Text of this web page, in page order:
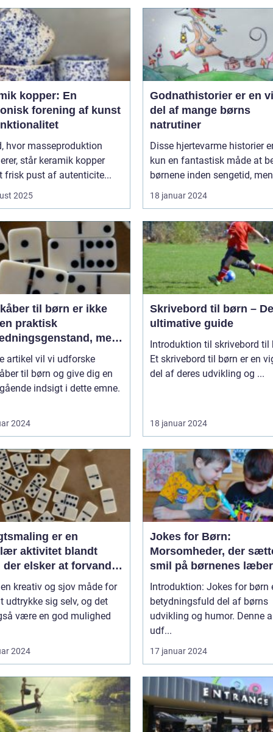
kopper: En
forening af kunst
hvor masseproduktion
står keramik kopper
frisk pust af autenticite...
2025
Godnathistorier er en
del af mange børns
natrutiner
Disse hjertevarme historier
kun en fantastisk måde at
børnene inden sengetid,
18 januar 2024
til børn er ikke
praktisk
men
kilde til hygge og
artikel vil vi udforske
til børn og give dig en
indsigt i dette emne.
2024
Skrivebord til børn –
ultimative guide
Introduktion til skrivebord til
Et skrivebord til børn er en
del af deres udvikling og ...
18 januar 2024
er en
aktivitet blandt
der elsker at forvandle
deres yndlingsfigurer
kreativ og sjov måde for
udtrykke sig selv, og det
være en god mulighed
2024
Jokes for Børn:
Morsomheder, der
smil på børnenes læber
Introduktion: Jokes for børn
betydningsfuld del af børns
udvikling og humor. Denne
udf...
17 januar 2024